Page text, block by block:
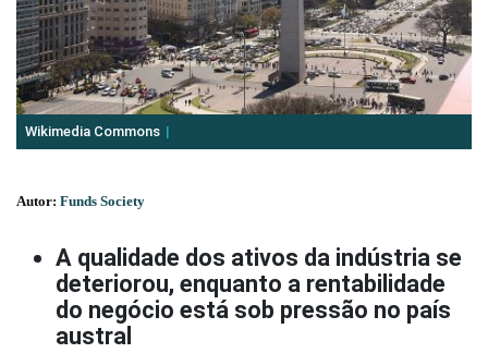
Wikimedia Commons
Autor: Funds Society
A qualidade dos ativos da indústria se
deteriorou, enquanto a rentabilidade
do negócio está sob pressão no país
austral